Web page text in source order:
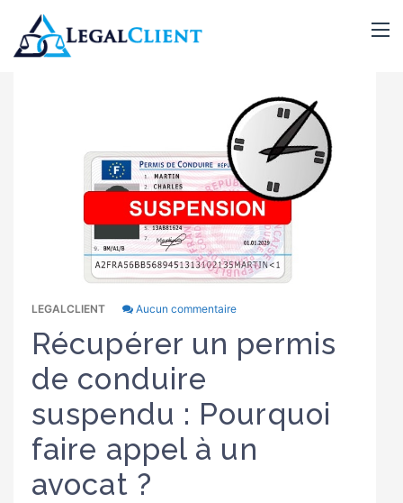
LEGALCLIENT Aucun commentaire
Récupérer un permis
de conduire
suspendu : Pourquoi
faire appel à un
avocat ?